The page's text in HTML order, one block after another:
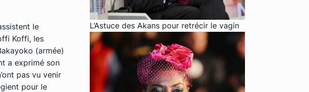
le
Koffi, les
(armée)
a exprimé son
pas vu venir
pour le
L’Astuce des Akans pour retrécir le vagin